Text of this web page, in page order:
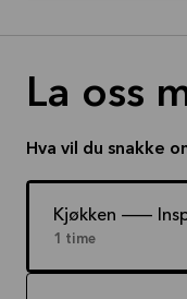
La oss
Hva vil du snakke
Kjøkken --
1 time